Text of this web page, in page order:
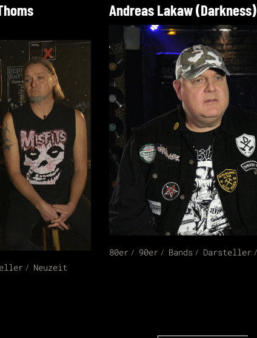
Neuzeit
Andreas Lakaw (Darkness)
80er 90er Bands Darsteller